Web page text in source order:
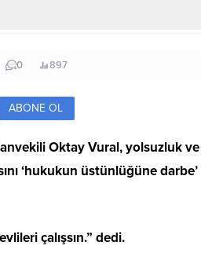
0 897
ABONE OL
Oktay Vural, yolsuzluk
‘hukukun üstünlüğüne
çalışsın.” dedi.